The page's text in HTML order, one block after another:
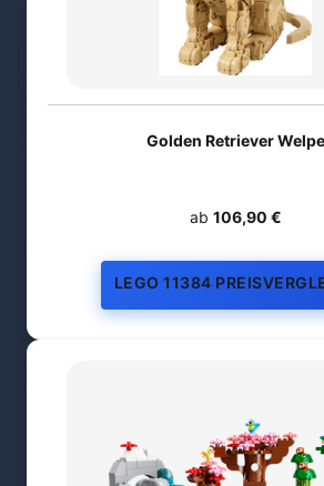
Golden Retriever Welpe
ab 106,90 €
LEGO 11384